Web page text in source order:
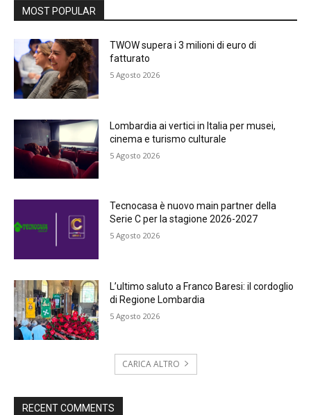
MOST POPULAR
TWOW supera i 3 milioni di euro di
fatturato
5 Agosto 2026
Lombardia ai vertici in Italia per musei,
cinema e turismo culturale
5 Agosto 2026
Tecnocasa è nuovo main partner della
Serie C per la stagione 2026-2027
5 Agosto 2026
L’ultimo saluto a Franco Baresi: il cordoglio
di Regione Lombardia
5 Agosto 2026
CARICA ALTRO
RECENT COMMENTS